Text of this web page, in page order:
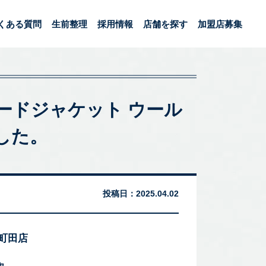
ある質問 生前整理 採用情報 店舗を探す 加盟店募集
ドジャケット ウール
。
投稿日： 2025.04.02
田店